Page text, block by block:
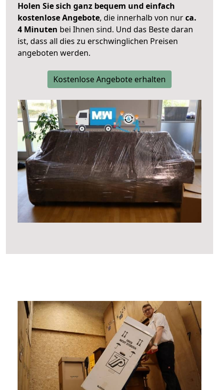
Holen Sie sich ganz bequem und einfach
kostenlose Angebote, die innerhalb von nurca.
4 Minuten bei Ihnen sind. Und das Beste daran
ist, dass all dies zu erschwinglichen Preisen
angeboten werden.
Kostenlose Angebote erhalten